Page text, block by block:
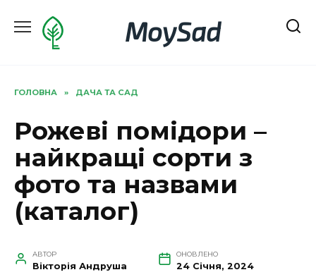
до
MoySad
ГОЛОВНА » ДАЧА ТА САД
Рожеві помідори –
найкращі сорти з
фото та назвами
(каталог)
АВТОР
Вікторія Андруша
ОНОВЛЕНО
24 Січня, 2024